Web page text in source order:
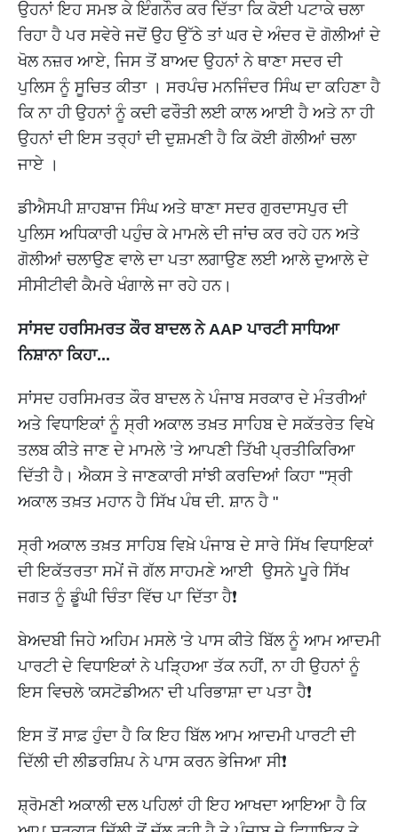
ਉਹਨਾਂ ਇਹ ਸਮਝ ਕੇ ਇੰਗਨੌਰ ਕਰ ਦਿੱਤਾ ਕਿ ਕੋਈ ਪਟਾਕੇ ਚਲਾ
ਰਿਹਾ ਹੈ ਪਰ ਸਵੇਰੇ ਜਦੋਂ ਉਹ ਉੱਠੇ ਤਾਂ ਘਰ ਦੇ ਅੰਦਰ ਦੋ ਗੋਲੀਆਂ ਦੇ
ਖੋਲ ਨਜ਼ਰ ਆਏ, ਜਿਸ ਤੋਂ ਬਾਅਦ ਉਹਨਾਂ ਨੇ ਥਾਣਾ ਸਦਰ ਦੀ
ਪੁਲਿਸ ਨੂੰ ਸੂਚਿਤ ਕੀਤਾ । ਸਰਪੰਚ ਮਨਜਿੰਦਰ ਸਿੰਘ ਦਾ ਕਹਿਣਾ ਹੈ
ਕਿ ਨਾ ਹੀ ਉਹਨਾਂ ਨੂੰ ਕਦੀ ਫਰੌਤੀ ਲਈ ਕਾਲ ਆਈ ਹੈ ਅਤੇ ਨਾ ਹੀ
ਉਹਨਾਂ ਦੀ ਇਸ ਤਰ੍ਹਾਂ ਦੀ ਦੁਸ਼ਮਣੀ ਹੈ ਕਿ ਕੋਈ ਗੋਲੀਆਂ ਚਲਾ
ਜਾਏ ।
ਡੀਐਸਪੀ ਸ਼ਾਹਬਾਜ ਸਿੰਘ ਅਤੇ ਥਾਣਾ ਸਦਰ ਗੁਰਦਾਸਪੁਰ ਦੀ
ਪੁਲਿਸ ਅਧਿਕਾਰੀ ਪਹੁੰਚ ਕੇ ਮਾਮਲੇ ਦੀ ਜਾਂਚ ਕਰ ਰਹੇ ਹਨ ਅਤੇ
ਗੋਲੀਆਂ ਚਲਾਉਣ ਵਾਲੇ ਦਾ ਪਤਾ ਲਗਾਉਣ ਲਈ ਆਲੇ ਦੁਆਲੇ ਦੇ
ਸੀਸੀਟੀਵੀ ਕੈਮਰੇ ਖੰਗਾਲੇ ਜਾ ਰਹੇ ਹਨ।
ਸਾਂਸਦ ਹਰਸਿਮਰਤ ਕੌਰ ਬਾਦਲ ਨੇ AAP ਪਾਰਟੀ ਸਾਧਿਆ
ਨਿਸ਼ਾਨਾ ਕਿਹਾ...
ਸਾਂਸਦ ਹਰਸਿਮਰਤ ਕੌਰ ਬਾਦਲ ਨੇ ਪੰਜਾਬ ਸਰਕਾਰ ਦੇ ਮੰਤਰੀਆਂ
ਅਤੇ ਵਿਧਾਇਕਾਂ ਨੂੰ ਸ੍ਰੀ ਅਕਾਲ ਤਖ਼ਤ ਸਾਹਿਬ ਦੇ ਸਕੱਤਰੇਤ ਵਿਖੇ
ਤਲਬ ਕੀਤੇ ਜਾਣ ਦੇ ਮਾਮਲੇ ’ਤੇ ਆਪਣੀ ਤਿੱਖੀ ਪ੍ਰਤੀਕਿਰਿਆ
ਦਿੱਤੀ ਹੈ। ਐਕਸ ਤੇ ਜਾਣਕਾਰੀ ਸਾਂਝੀ ਕਰਦਿਆਂ ਕਿਹਾ '"ਸ੍ਰੀ
ਅਕਾਲ ਤਖ਼ਤ ਮਹਾਨ ਹੈ ਸਿੱਖ ਪੰਥ ਦੀ. ਸ਼ਾਨ ਹੈ "
ਸ੍ਰੀ ਅਕਾਲ ਤਖ਼ਤ ਸਾਹਿਬ ਵਿਖ਼ੇ ਪੰਜਾਬ ਦੇ ਸਾਰੇ ਸਿੱਖ ਵਿਧਾਇਕਾਂ
ਦੀ ਇਕੱਤਰਤਾ ਸਮੇਂ ਜੋ ਗੱਲ ਸਾਹਮਣੇ ਆਈ ਉਸਨੇ ਪੂਰੇ ਸਿੱਖ
ਜਗਤ ਨੂੰ ਡੂੰਘੀ ਚਿੰਤਾ ਵਿੱਚ ਪਾ ਦਿੱਤਾ ਹੈ❗
ਬੇਅਦਬੀ ਜਿਹੇ ਅਹਿਮ ਮਸਲੇ 'ਤੇ ਪਾਸ ਕੀਤੇ ਬਿੱਲ ਨੂੰ ਆਮ ਆਦਮੀ
ਪਾਰਟੀ ਦੇ ਵਿਧਾਇਕਾਂ ਨੇ ਪੜ੍ਹਿਆ ਤੱਕ ਨਹੀਂ, ਨਾ ਹੀ ਉਹਨਾਂ ਨੂੰ
ਇਸ ਵਿਚਲੇ 'ਕਸਟੋਡੀਅਨ' ਦੀ ਪਰਿਭਾਸ਼ਾ ਦਾ ਪਤਾ ਹੈ❗
ਇਸ ਤੋਂ ਸਾਫ਼ ਹੁੰਦਾ ਹੈ ਕਿ ਇਹ ਬਿੱਲ ਆਮ ਆਦਮੀ ਪਾਰਟੀ ਦੀ
ਦਿੱਲੀ ਦੀ ਲੀਡਰਸ਼ਿਪ ਨੇ ਪਾਸ ਕਰਨ ਭੇਜਿਆ ਸੀ❗
ਸ਼੍ਰੋਮਣੀ ਅਕਾਲੀ ਦਲ ਪਹਿਲਾਂ ਹੀ ਇਹ ਆਖਦਾ ਆਇਆ ਹੈ ਕਿ